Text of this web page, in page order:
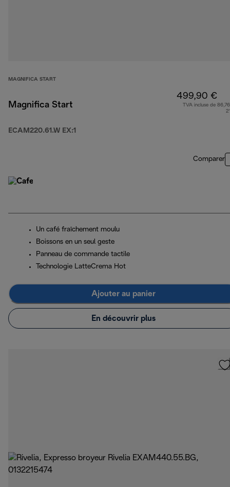
MAGNIFICA START
Magnifica Start
ECAM220.61.W EX:1
499,90 €
TVA incluse de
Comparer
Un café fraîchement moulu
Boissons en un seul geste
Panneau de commande tactile
Technologie LatteCrema Hot
Ajouter au panier
En découvrir plus